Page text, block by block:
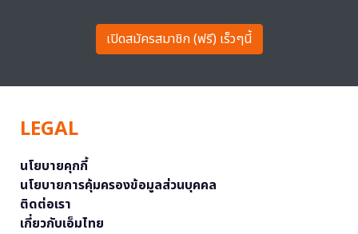
เปิดสมัครสมาชิก (ฟรี) เร็วๆนี้
LEGAL
นโยบายคุกกี้
นโยบายการคุ้มครองข้อมูลส่วนบุคคล
ติดต่อเรา
เกี่ยวกับเอ็มไทย